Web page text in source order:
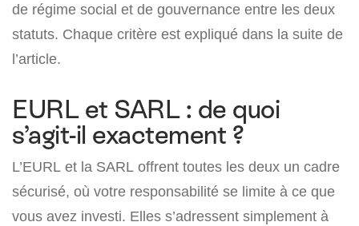
de régime social et de gouvernance entre les deux
statuts. Chaque critère est expliqué dans la suite de
l’article.
EURL et SARL : de quoi
s’agit-il exactement ?
L’EURL et la SARL offrent toutes les deux un cadre
sécurisé, où votre responsabilité se limite à ce que
vous avez investi. Elles s’adressent simplement à